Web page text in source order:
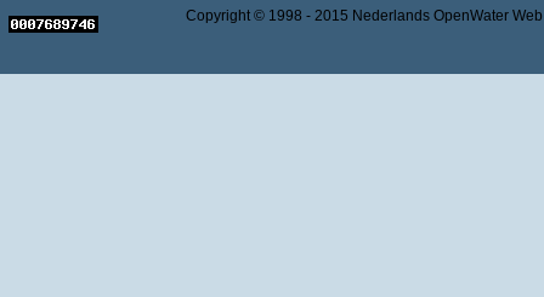
Copyright © 1998 - 2015 Nederlands OpenWater